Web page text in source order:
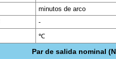
minutos de arco
-
℃
Par de salida nominal